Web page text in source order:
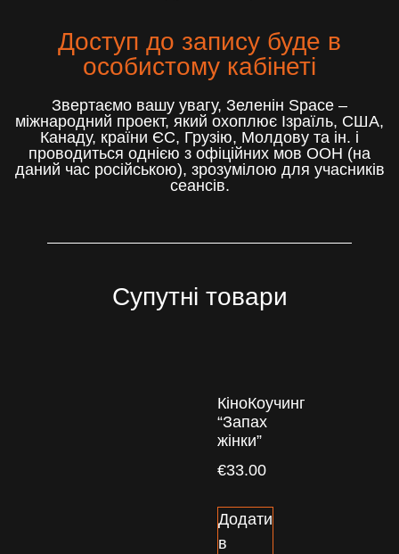
Доступ до запису буде в
особистому кабінеті
Звертаємо вашу увагу, Зеленін Space –
міжнародний проект, який охоплює Ізраїль, США,
Канаду, країни ЄС, Грузію, Молдову та ін. і
проводиться однією з офіційних мов ООН (на
даний час російською), зрозумілою для учасників
сеансів.
Супутні товари
КіноКоучинг
“Запах
жінки”
€33.00
Додати
в